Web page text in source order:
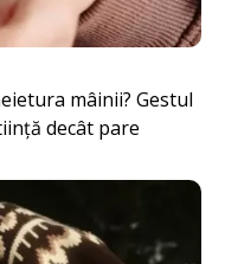
mâinii? Gestul
decât pare